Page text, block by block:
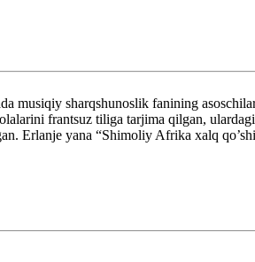
sharqshunoslik fanining
frantsuz tiliga tarjima qilgan,
Erlanje yana “Shimoliy Afrika xalq